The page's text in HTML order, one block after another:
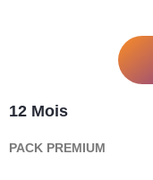
12 Mois
PACK PREMIUM